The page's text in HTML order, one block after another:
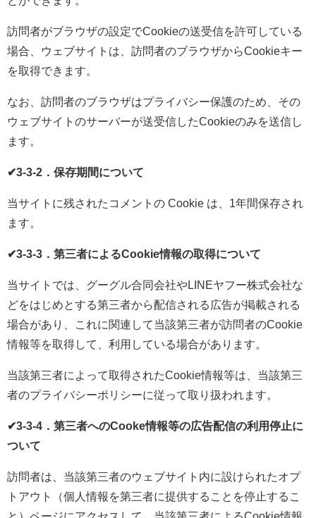
訪問者がブラウザの設定でCookieの送受信を許可している
場合、ウェブサイトは、訪問者のブラウザからCookieキー
を取得できます。
なお、訪問者のブラウザはプライバシー保護のため、その
ウェブサイトのサーバーが送受信したCookieのみを送信し
ます。
✔3-3-2．保存期間について
当サイトに残されたコメントの Cookie は、1年間保存され
ます。
✔3-3-3．第三者によるCookie情報の取得について
当サイトでは、グーグル合同会社やLINEヤフー株式会社な
どをはじめとする第三者から配信される広告が掲載される
場合があり、これに関連して当該第三者が訪問者のCookie
情報等を取得して、利用している場合があります。
当該第三者によって取得されたCookie情報等は、当該第三
者のプライバシーポリシーに従って取り扱われます。
✔3-3-4．第三者へのCooke情報等の広告配信の利用停止に
ついて
訪問者は、当該第三者のウェブサイト内に設けられたオプ
トアウト（個人情報を第三者に提供することを停止するこ